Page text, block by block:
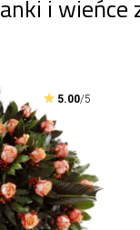
i
5.00/5